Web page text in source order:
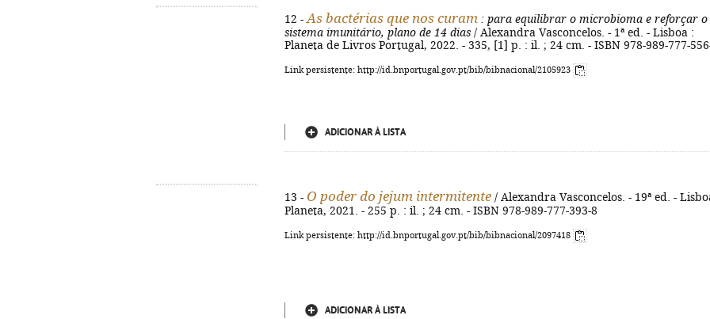
12 - As bactérias que nos curam : para equilibrar o microbioma e reforçar o
sistema imunitário, plano de 14 dias / Alexandra Vasconcelos. - 1ª ed. - Lisboa :
Planeta de Livros Portugal, 2022. - 335, [1] p. : il. ; 24 cm. - ISBN 978-989-777-
Link persistente: http://id.bnportugal.gov.pt/bib/bibnacional/2105923
ADICIONAR À LISTA
13 - O poder do jejum intermitente / Alexandra Vasconcelos. - 19ª ed. -
Planeta, 2021. - 255 p. : il. ; 24 cm. - ISBN 978-989-777-393-8
Link persistente: http://id.bnportugal.gov.pt/bib/bibnacional/2097418
ADICIONAR À LISTA